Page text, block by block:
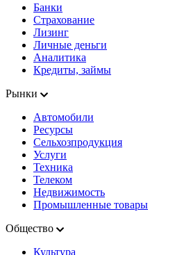
Банки
Страхование
Лизинг
Личные деньги
Аналитика
Кредиты, займы
Рынки
Автомобили
Ресурсы
Сельхозпродукция
Услуги
Техника
Телеком
Недвижимость
Промышленные товары
Общество
Культура